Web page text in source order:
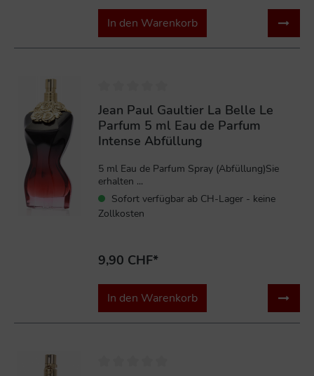
In den Warenkorb
Jean Paul Gaultier La Belle Le
Parfum 5 ml Eau de Parfum
Intense Abfüllung
5 ml Eau de Parfum Spray (Abfüllung)Sie
erhalten ...
Sofort verfügbar ab CH-Lager - keine
Zollkosten
9,90 CHF*
In den Warenkorb